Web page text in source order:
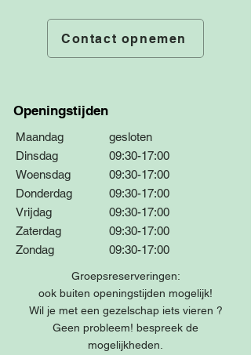
Contact opnemen
Openingstijden
Maandag
Dinsdag
Woensdag
Donderdag
Vrijdag
Zaterdag
Zondag
gesloten
09:30-17:00
09:30-17:00
09:30-17:00
09:30-17:00
09:30-17:00
09:30-17:00
Groepsreserveringen:
ook buiten openingstijden mogelijk!
Wil je met een gezelschap iets vieren ?
Geen probleem! bespreek de
mogelijkheden.